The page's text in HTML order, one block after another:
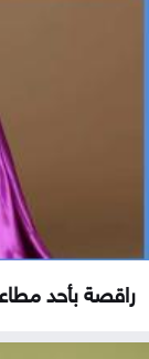
راقصة بأحد